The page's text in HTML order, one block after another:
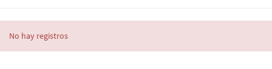
No hay registros